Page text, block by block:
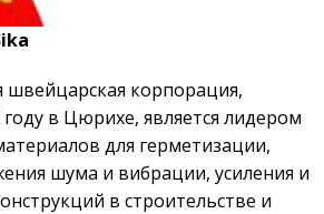
швейцарская корпорация,
в Цюрихе, является лидером
для герметизации,
шума и вибрации, усиления и
в строительстве и